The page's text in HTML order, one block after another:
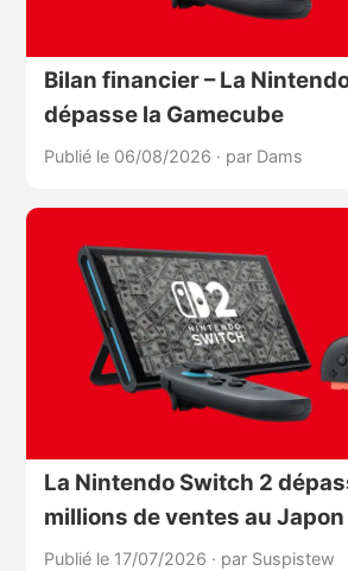
Bilan financier – La
dépasse la Gamecube
Publié le 06/08/2026 · par Dams
La Nintendo Switch 2
millions de ventes au Japon
Publié le 17/07/2026 · par Suspistew